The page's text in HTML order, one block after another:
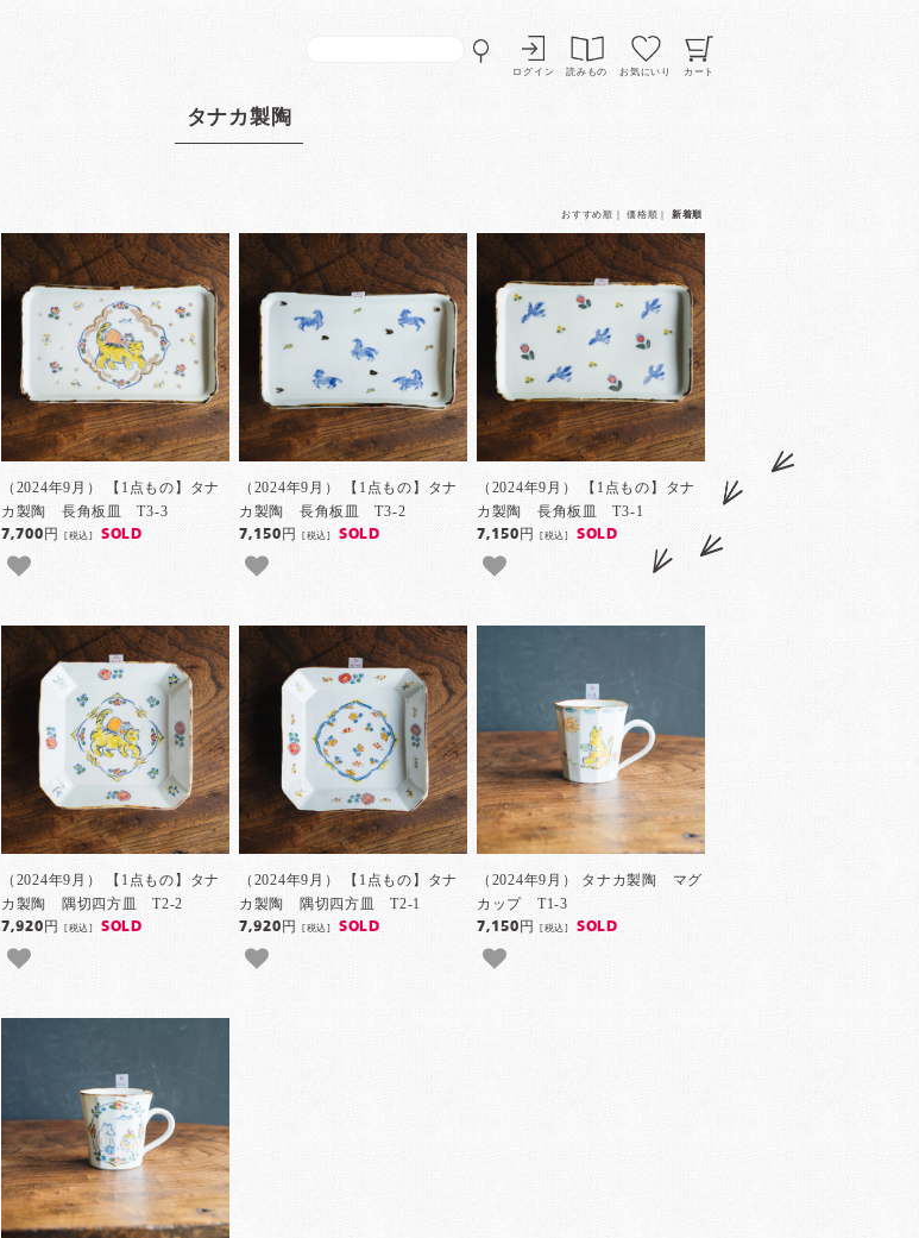
ログイン 読みもの お気にいり カート
タナカ製陶
おすすめ順 ｜価格順 新着順
（2024年9月） 【1点もの】タナ
カ製陶 長角板皿 T3-3
7,700円[税込] SOLD
（2024年9月） 【1点もの】タナ
カ製陶 長角板皿 T3-2
7,150円[税込] SOLD
（2024年9月） 【1点もの】タナ
カ製陶 長角板皿 T3-1
7,150円[税込] SOLD
（2024年9月） 【1点もの】タナ
カ製陶 隅切四方皿 T2-2
7,920円[税込] SOLD
（2024年9月） 【1点もの】タナ
カ製陶 隅切四方皿 T2-1
7,920円[税込] SOLD
（2024年9月） タナカ製陶 マグ
カップ T1-3
7,150円[税込] SOLD